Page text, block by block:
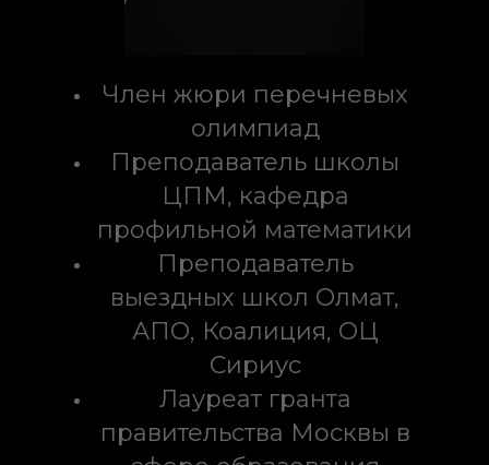
Член жюри перечневых
олимпиад
Преподаватель школы
ЦПМ, кафедра
профильной математики
Преподаватель
выездных школ Олмат,
АПО, Коалиция, ОЦ
Сириус
Лауреат гранта
правительства Москвы в